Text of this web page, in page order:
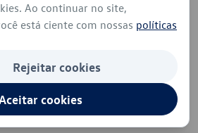
Ao continuar no site,
está ciente com nossas políticas
Rejeitar cookies
cookies